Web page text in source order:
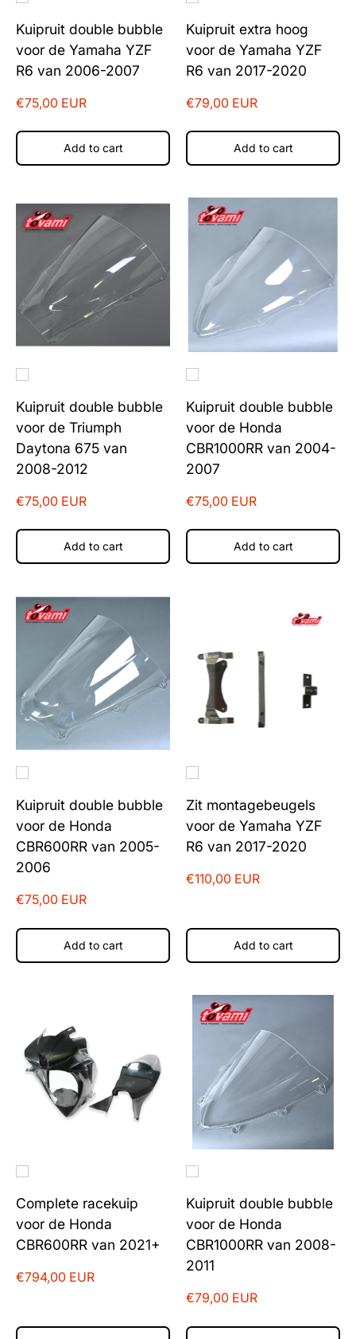
Kuipruit double bubble
voor de Yamaha YZF
R6 van 2006-2007
€75,00 EUR
Add to cart
Kuipruit extra hoog
voor de Yamaha YZF
R6 van 2017-2020
€79,00 EUR
Add to cart
Kuipruit double bubble
voor de Triumph
Daytona 675 van
2008-2012
€75,00 EUR
Add to cart
Kuipruit double bubble
voor de Honda
CBR1000RR van 2004-
2007
€75,00 EUR
Add to cart
Kuipruit double bubble
voor de Honda
CBR600RR van 2005-
2006
€75,00 EUR
Add to cart
Zit montagebeugels
voor de Yamaha YZF
R6 van 2017-2020
€110,00 EUR
Add to cart
Complete racekuip
voor de Honda
CBR600RR van 2021+
€794,00 EUR
Kuipruit double bubble
voor de Honda
CBR1000RR van 2008-
2011
€79,00 EUR